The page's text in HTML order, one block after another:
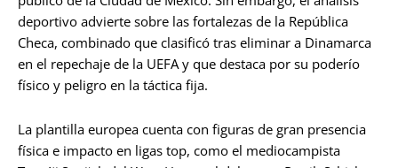
deportivo advierte sobre las fortalezas de la República
Checa, combinado que clasificó tras eliminar a Dinamarca
en el repechaje de la UEFA y que destaca por su poderío
físico y peligro en la táctica fija.
La plantilla europea cuenta con figuras de gran presencia
física e impacto en ligas top, como el mediocampista